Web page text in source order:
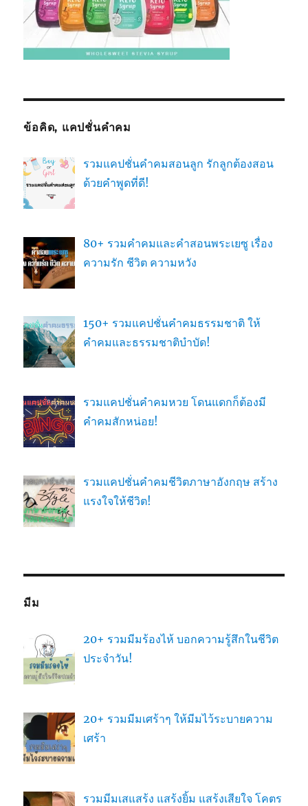
ข้อคิด, แคปชั่นคำคม
รวมแคปชั่นคำคมสอนลูก รักลูกต้องสอน
ด้วยคำพูดที่ดี!
80+ รวมคำคมและคำสอนพระเยซู เรื่อง
ความรัก ชีวิต ความหวัง
150+ รวมแคปชั่นคำคมธรรมชาติ ให้
คำคมและธรรมชาติบำบัด!
รวมแคปชั่นคำคมหวย โดนแดกก็ต้องมี
คำคมสักหน่อย!
รวมแคปชั่นคำคมชีวิตภาษาอังกฤษ สร้าง
แรงใจให้ชีวิต!
มีม
20+ รวมมีมร้องไห้ บอกความรู้สึกในชีวิต
ประจำวัน!
20+ รวมมีมเศร้าๆ ให้มีมไว้ระบายความ
เศร้า
รวมมีมเสแสร้ง แสร้งยิ้ม แสร้งเสียใจ โคตร